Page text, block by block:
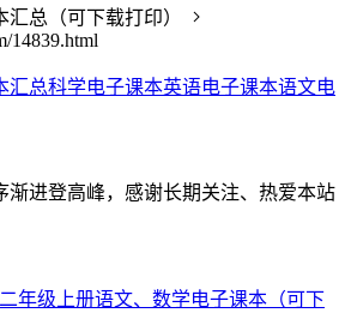
总（可下载打印）
14839.html
汇总科学电子课本英语电子课本语文电
渐进登高峰，感谢长期关注、热爱本站
年级上册语文、数学电子课本（可下